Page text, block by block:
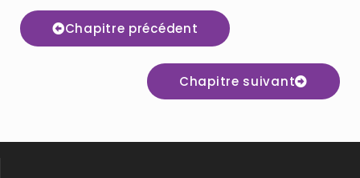
Chapitre précédent
Chapitre suivant